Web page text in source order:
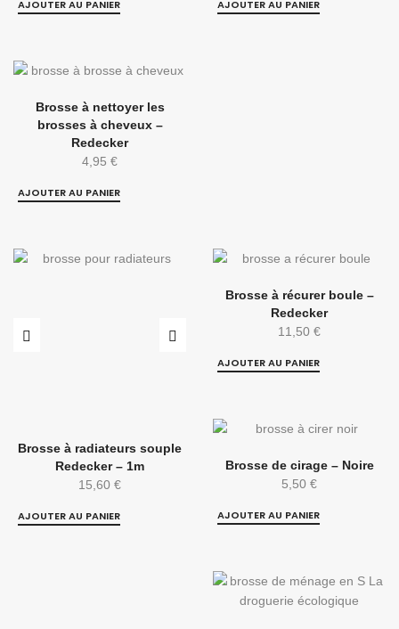
AJOUTER AU PANIER AJOUTER AU PANIER
Brosse à nettoyer les
brosses à cheveux –
Redecker
4,95 €
AJOUTER AU PANIER
Brosse à radiateurs souple
Redecker – 1m
15,60 €
AJOUTER AU PANIER
Brosse à récurer boule –
Redecker
11,50 €
AJOUTER AU PANIER
Brosse de cirage – Noire
5,50 €
AJOUTER AU PANIER